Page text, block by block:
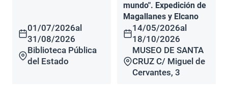
01/07/2026al
31/08/2026
Biblioteca Pública
del Estado
mundo". Expedición de
Magallanes y Elcano
14/05/2026al
18/10/2026
MUSEO DE SANTA
CRUZ C/ Miguel de
Cervantes, 3